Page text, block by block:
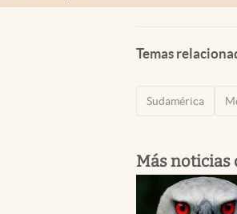
Temas
Sudamérica
Más noticias